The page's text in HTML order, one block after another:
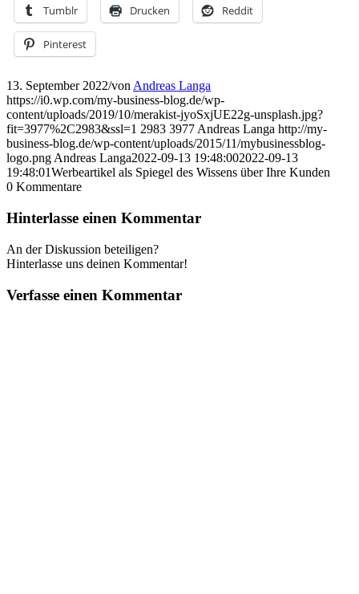
Tumblr Drucken Reddit
Pinterest
13. September 2022/vonAndreas Langa
https://i0.wp.com/my-business-blog.de/wp-
content/uploads/2019/10/merakist-jyoSxjUE22g-unsplash.jpg?
fit=3977%2C2983&ssl=1 2983 3977Andreas Langa http://my-
business-blog.de/wp-content/uploads/2015/11/mybusinessblog-
logo.pngAndreas Langa2022-09-13 19:48:002022-09-13
19:48:01Werbeartikel als Spiegel des Wissens über Ihre Kunden
0 Kommentare
Hinterlasse einen Kommentar
An der Diskussion beteiligen?
Hinterlasse uns deinen Kommentar!
Verfasse einen Kommentar